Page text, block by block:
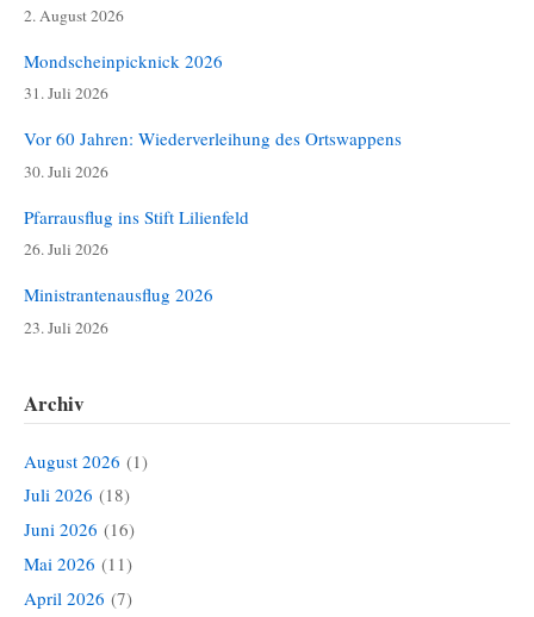
2. August 2026
Mondscheinpicknick 2026
31. Juli 2026
Vor 60 Jahren: Wiederverleihung des Ortswappens
30. Juli 2026
Pfarrausflug ins Stift Lilienfeld
26. Juli 2026
Ministrantenausflug 2026
23. Juli 2026
Archiv
August 2026 (1)
Juli 2026 (18)
Juni 2026 (16)
Mai 2026 (11)
April 2026 (7)